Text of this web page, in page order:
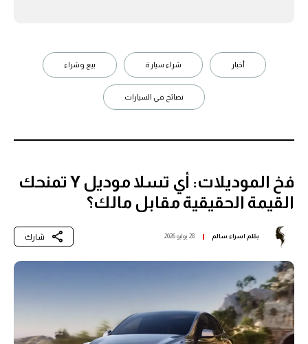
أخبار شراء سيارة بيع وشراء
نصائح في السيارات
فخ الموديلات: أي تسلا موديل Y تمنحك
القيمة الحقيقية مقابل مالك؟
بقلم اسراء سالم 28 يوليو 2026 شارك